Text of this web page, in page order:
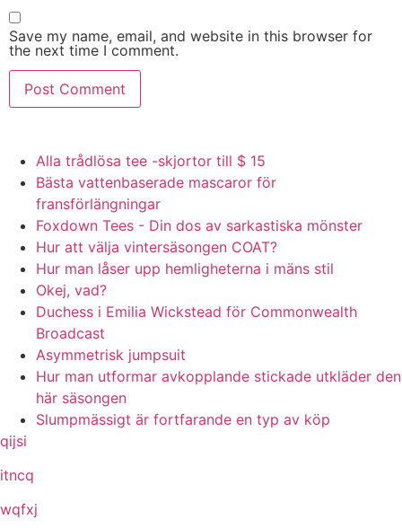
Save my name, email, and website in this browser for
the next time I comment.
Alla trådlösa tee -skjortor till $ 15
Bästa vattenbaserade mascaror för
fransförlängningar
Foxdown Tees - Din dos av sarkastiska mönster
Hur att välja vintersäsongen COAT?
Hur man låser upp hemligheterna i mäns stil
Okej, vad?
Duchess i Emilia Wickstead för Commonwealth
Broadcast
Asymmetrisk jumpsuit
Hur man utformar avkopplande stickade utkläder den
här säsongen
Slumpmässigt är fortfarande en typ av köp
qijsi
itncq
wqfxj